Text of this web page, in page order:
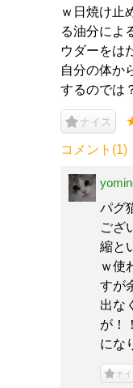
ｗ日焼け止
る油分によ
ウダーをは
自分の体か
するのでは
ナイス
コメント(1)
パグ
ござ
縮と
ｗ使
すが
出な
が！
にな
ナイ